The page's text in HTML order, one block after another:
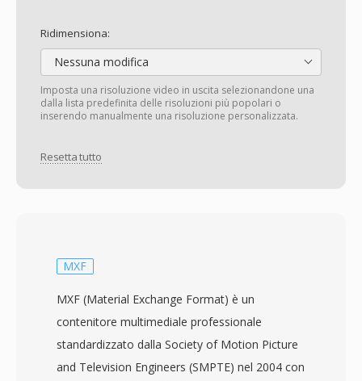
Ridimensiona:
Nessuna modifica
Imposta una risoluzione video in uscita selezionandone una
dalla lista predefinita delle risoluzioni più popolari o
inserendo manualmente una risoluzione personalizzata.
Resetta tutto
MXF
MXF (Material Exchange Format) è un
contenitore multimediale professionale
standardizzato dalla Society of Motion Picture
and Television Engineers (SMPTE) nel 2004 con